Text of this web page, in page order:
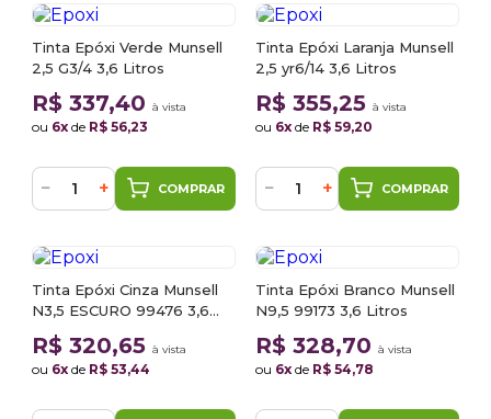
Tinta Epóxi Verde Munsell
2,5 G3/4 3,6 Litros
R$ 337,40 à vista
ou 6x de R$ 56,23
− + COMPRAR
Tinta Epóxi Laranja Munsell
2,5 yr6/14 3,6 Litros
R$ 355,25 à vista
ou 6x de R$ 59,20
− + COMPRAR
Tinta Epóxi Cinza Munsell
N3,5 ESCURO 99476 3,6
Litros
R$ 320,65 à vista
ou 6x de R$ 53,44
Tinta Epóxi Branco Munsell
N9,5 99173 3,6 Litros
R$ 328,70 à vista
ou 6x de R$ 54,78